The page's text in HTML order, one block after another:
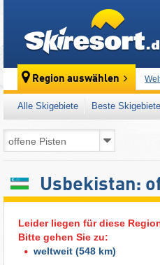
Region auswählen
Alle Skigebiete Beste
Usbekistan:
Leider liegen für diese
Bitte gehen Sie zu:
weltweit (548 km)